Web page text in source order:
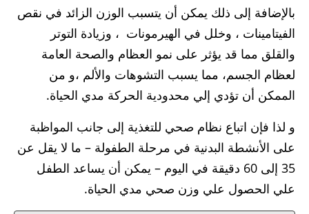
بالإضافة إلى ذلك يمكن أن يتسبب الوزن الزائد في نقص
الفيتامينات ، وخلل في الهيرمونات ، وزيادة التوتر
والقلق مما قد يؤثر على نمو العظام والصحة العامة
لعظام الجسم، مما يسبب التشوهات والألم ،و من
الممكن أن تؤدي إلي محدودية الحركة مدي الحياة.
و لذا فإن اتباع نظام صحي للتغذية إلى جانب المواظبة
على الأنشطة البدنية في مرحلة الطفولة – ما لا يقل عن
35 إلى 60 دقيقة في اليوم – يمكن أن يساعد الطفل
علي الحصول علي وزن صحي مدي الحياة.